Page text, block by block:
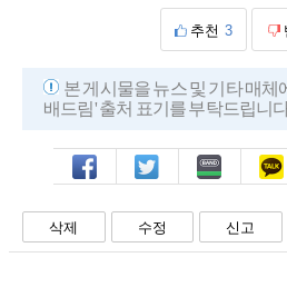
추천 3
본 게시물을 뉴스 및 기타 매체
배드림' 출처 표기를 부탁드립니
페북 트윗 밴드 카톡
삭제 수정 신고